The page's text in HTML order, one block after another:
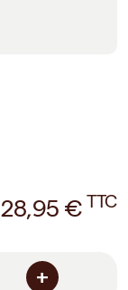
28,95 € TTC
+